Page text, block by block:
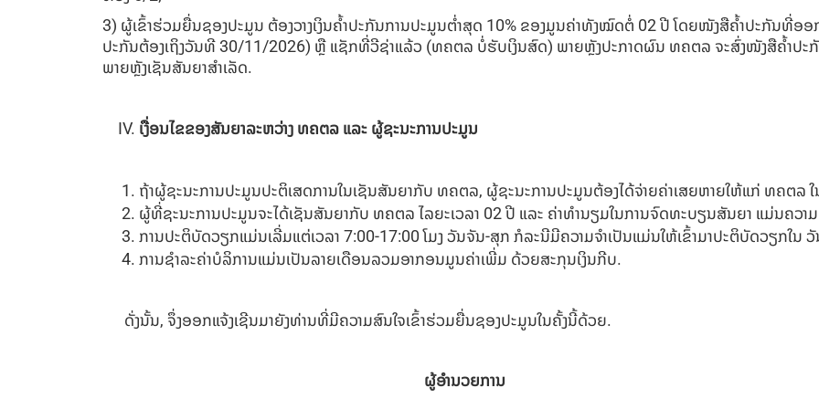
3) ຜູ້ເຂົ້າຮ່ວມຍື່ນຊອງປະມູນ ຕ້ອງວາງເງິນຄໍ້າປະກັນການປະມູນຕໍ່າສຸດ 10% ຂອງມູນຄ່າທັງໝົດຕໍ່ 02 ປີ ໂດຍໜັງສືຄໍ້າປະກັນທີ່ອ
ປະກັນຕ້ອງເຖິງວັນທີ 30/11/2026) ຫຼື ແຊັກທີ່ວີຊ່າແລ້ວ (ທຄຕລ ບໍ່ຮັບເງິນສົດ) ພາຍຫຼັງປະກາດຜົນ ທຄຕລ ຈະສົ່ງໜັງສືຄໍ້າປະ
ພາຍຫຼັງເຊັນສັນຍາສໍາເລັດ.
ເງື່ອນໄຂຂອງສັນຍາລະຫວ່າງ ທຄຕລ ແລະ ຜູ້ຊະນະການປະມູນ
ຖ້າຜູ້ຊະນະການປະມູນປະຕິເສດການໃນເຊັນສັນຍາກັບ ທຄຕລ, ຜູ້ຊະນະການປະມູນຕ້ອງໄດ້ຈ່າຍຄ່າເສຍຫາຍໃຫ້ແກ່ ທຄຕລ
ຜູ້ທີ່ຊະນະການປະມູນຈະໄດ້ເຊັນສັນຍາກັບ ທຄຕລ ໄລຍະເວລາ 02 ປີ ແລະ ຄ່າທໍານຽມໃນການຈົດທະບຽນສັນຍາ ແມ່ນຄ
ການປະຕິບັດວຽກແມ່ນເລີ່ມແຕ່ເວລາ 7:00-17:00 ໂມງ ວັນຈັນ-ສຸກ ກໍລະນີມີຄວາມຈໍາເປັນແມ່ນໃຫ້ເຂົ້າມາປະຕິບັດວຽກໃນ
ການຊໍາລະຄ່າບໍລິການແມ່ນເປັນລາຍເດືອນລວມອາກອນມູນຄ່າເພີ່ມ ດ້ວຍສະກຸນເງິນກີບ.
ດັ່ງນັ້ນ, ຈຶ່ງອອກແຈ້ງເຊີນມາຍັງທ່ານທີ່ມີຄວາມສົນໃຈເຂົ້າຮ່ວມຍື່ນຊອງປະມູນໃນຄັ້ງນີ້ດ້ວຍ.
ຜູ້ອໍານວຍການ